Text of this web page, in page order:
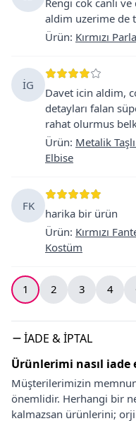
aldim uzerime de
Ürün: Kırmızı
İG
Davet icin aldim,
detayları falan
rahat olurmus
Ürün: Metalik
Elbise
FK
harika bir ürün
Ürün: Kırmızı
Kostüm
1 2 3 4
İADE & İPTAL
Ürünlerimi nasıl iade
Müşterilerimizin
önemlidir. Herhangi bir
kalmazsan ürünlerini;